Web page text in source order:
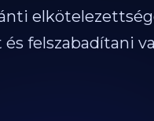
felszabadítani